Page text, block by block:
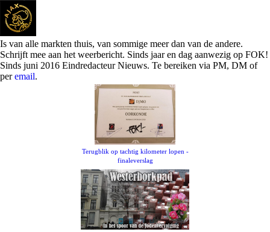
Is van alle markten thuis, van sommige meer dan van de andere.
Schrijft mee aan het weerbericht. Sinds jaar en dag aanwezig op FOK!
Sinds juni 2016 Eindredacteur Nieuws. Te bereiken via PM, DM of
peremail.
Terugblik op tachtig kilometer lopen -
finaleverslag